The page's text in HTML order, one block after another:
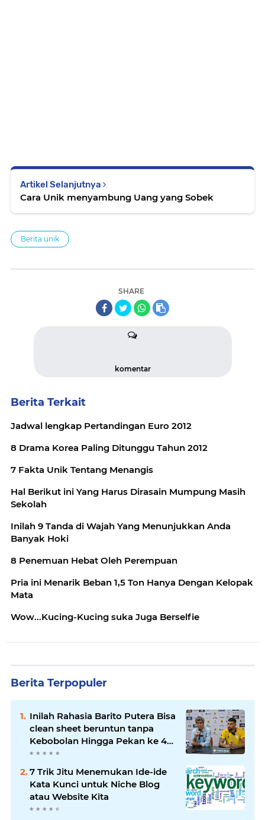
Artikel Selanjutnya
Cara Unik menyambung Uang yang Sobek
Berita unik
SHARE
komentar
Berita Terkait
Jadwal lengkap Pertandingan Euro 2012
8 Drama Korea Paling Ditunggu Tahun 2012
7 Fakta Unik Tentang Menangis
Hal Berikut ini Yang Harus Dirasain Mumpung Masih
Sekolah
Inilah 9 Tanda di Wajah Yang Menunjukkan Anda
Banyak Hoki
8 Penemuan Hebat Oleh Perempuan
Pria ini Menarik Beban 1,5 Ton Hanya Dengan Kelopak
Mata
Wow...Kucing-Kucing suka Juga Berselfie
Berita Terpopuler
Inilah Rahasia Barito Putera Bisa
clean sheet beruntun tanpa
Kebobolan Hingga Pekan ke 4
Liga 2
7 Trik Jitu Menemukan Ide-ide
Kata Kunci untuk Niche Blog
atau Website Kita